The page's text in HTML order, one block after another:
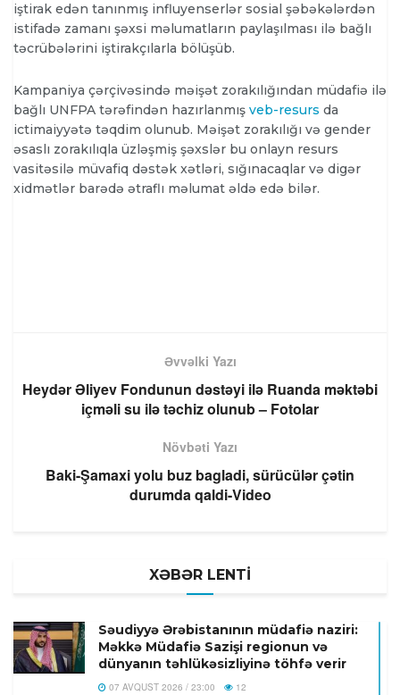
iştirak edən tanınmış influyenserlər sosial şəbəkələrdən
istifadə zamanı şəxsi məlumatların paylaşılması ilə bağlı
təcrübələrini iştirakçılarla bölüşüb.
Kampaniya çərçivəsində məişət zorakılığından müdafiə ilə
bağlı UNFPA tərəfindən hazırlanmış veb-resurs da
ictimaiyyətə təqdim olunub. Məişət zorakılığı və gender
əsaslı zorakılıqla üzləşmiş şəxslər bu onlayn resurs
vasitəsilə müvafiq dəstək xətləri, sığınacaqlar və digər
xidmətlər barədə ətraflı məlumat əldə edə bilər.
Əvvəlki Yazı
Heydər Əliyev Fondunun dəstəyi ilə Ruanda məktəbi
içməli su ilə təchiz olunub – Fotolar
Növbəti Yazı
Baki-Şamaxi yolu buz bagladi, sürücülər çətin
durumda qaldi-Video
XƏBƏR LENTİ
Səudiyyə Ərəbistanının müdafiə naziri:
Məkkə Müdafiə Sazişi regionun və
dünyanın təhlükəsizliyinə töhfə verir
07 AVQUST 2026 / 23:00 12